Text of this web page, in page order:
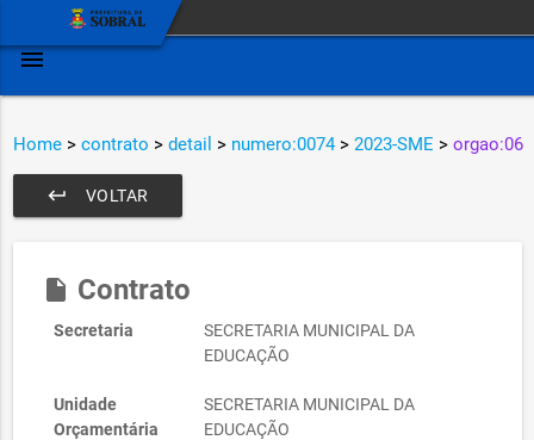
menu
Home > contrato > detail > numero:0074> 2023-SME > orgao:06
VOLTAR
keyboard_return
insert_drive_file Contrato
Secretaria
SECRETARIA MUNICIPAL DA
EDUCAÇÃO
Unidade
Orçamentária
SECRETARIA MUNICIPAL DA
EDUCAÇÃO